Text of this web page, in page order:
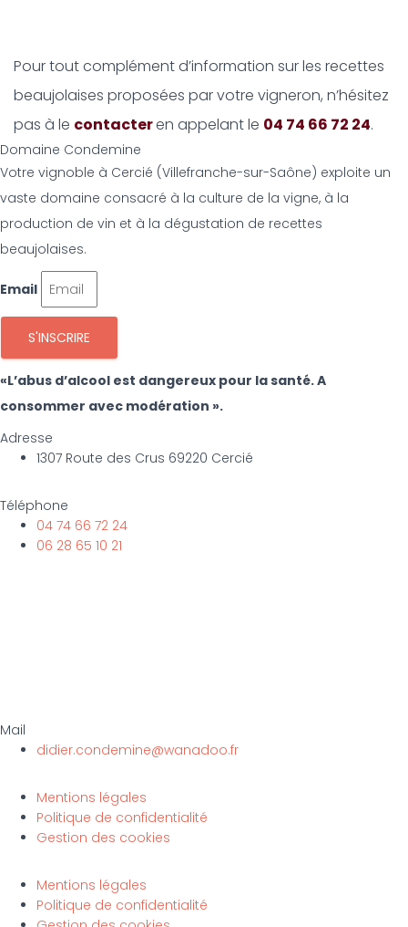
Pour tout complément d’information sur les recettes
beaujolaises proposées par votre vigneron, n’hésitez
pas à le contacteren appelant le 04 74 66 72 24.
Domaine Condemine
Votre vignoble à Cercié (Villefranche-sur-Saône) exploite un
vaste domaine consacré à la culture de la vigne, à la
production de vin et à la dégustation de recettes
beaujolaises.
Email
S'INSCRIRE
«L’abus d’alcool est dangereux pour la santé. A
consommer avec modération ».
Adresse
1307 Route des Crus 69220 Cercié
Téléphone
04 74 66 72 24
06 28 65 10 21
Mail
didier.condemine@wanadoo.fr
Mentions légales
Politique de confidentialité
Gestion des cookies
Mentions légales
Politique de confidentialité